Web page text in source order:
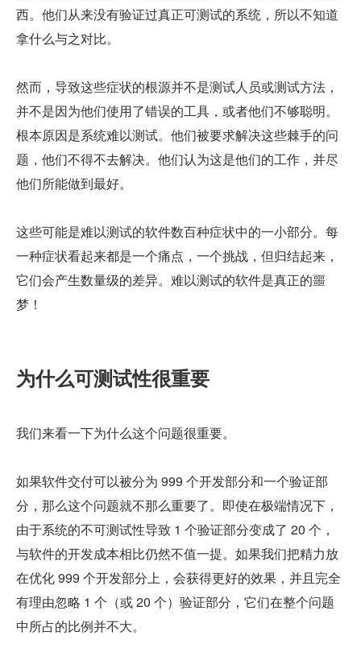
西。他们从来没有验证过真正可测试的系统，所以不知道
拿什么与之对比。
然而，导致这些症状的根源并不是测试人员或测试方法，
并不是因为他们使用了错误的工具，或者他们不够聪明。
根本原因是系统难以测试。他们被要求解决这些棘手的问
题，他们不得不去解决。他们认为这是他们的工作，并尽
他们所能做到最好。
这些可能是难以测试的软件数百种症状中的一小部分。每
一种症状看起来都是一个痛点，一个挑战，但归结起来，
它们会产生数量级的差异。难以测试的软件是真正的噩
梦！
为什么可测试性很重要
我们来看一下为什么这个问题很重要。
如果软件交付可以被分为 999 个开发部分和一个验证部
分，那么这个问题就不那么重要了。即使在极端情况下，
由于系统的不可测试性导致 1 个验证部分变成了 20 个，
与软件的开发成本相比仍然不值一提。如果我们把精力放
在优化 999 个开发部分上，会获得更好的效果，并且完全
有理由忽略 1 个（或 20 个）验证部分，它们在整个问题
中所占的比例并不大。